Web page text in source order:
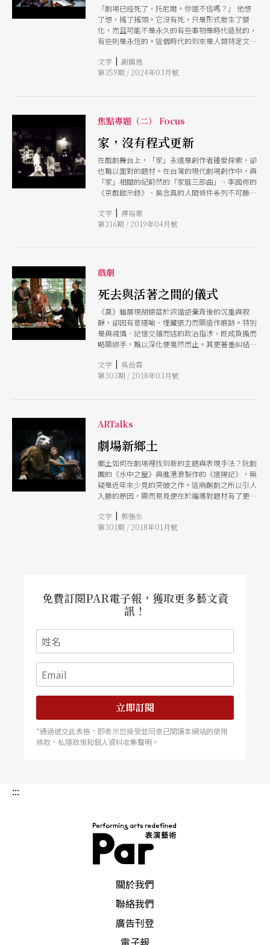
「劇場已經死了，托尼爾。你還不信嗎？」 他想
了想，搖了搖頭。它沒有死，只是形式發生了變
化，而且可能不是永久的有些事物是時代造就的，
有些則是永恆的。這個時代的到來是人類特定文化
就是表演者，為人類觀眾創造了展示文化的窗口，
並籍此展示了它的願景、理想和目的；而這些展示
的崇拜還要長久。雖然祂現在暫時被我們供奉，但
仍被大眾所誤解。 《The Darfsteller》，1955年。
對於AI與人機時代的來臨，劇場藝術早已在自身的
歷史中有所演示。 劇場空間中採用自動機
（automaton）與人類表演者共構表演，可追溯
到古希臘劇場時期的「機器神」（deus ex
machina），以懸吊式的機器起重裝置讓演員扮演
天外救星。而偶戲作為「非人」的技術史前史，在
寫以降，則開始走入與傳統人偶分道揚鑣的感知介
面其中不只攸關非人物件愈發朝向高度模仿人類的
Čapek）的劇本《羅梭的萬能工人》（R.U.R.）。
劇中的發明家羅梭（Rossum）諧音原意為捷克語
中的「智能」（rozum），而他所創造出來取代人
類勞動的機器人「robota」則是「苦力」之意。
原為奴隸的機器人在最終徹底消滅了人類，成為地
球上的掌權者並展開了新一波的創世紀。 自從20
世紀穩固確立下來的現代化工業社會，使得晚近一
百年有著大量「人機關係」的命題出現在藝術文化
或《摩登時代》（Modern Times，1936）所示，
自動化時代的到來，人類對機器作為現代化產物表
式危機。 美
文字 | 謝鎮逸
第359期 / 2024年03月號
焦點專題（二） Focus
家，沒有程式更新
在戲劇舞台上，「家」永遠是創作者鍾愛探索，卻
也難以面對的題材。在台灣的現代劇場創作中，與
「家」相關的紀蔚然的「家庭三部曲」、李國修的
《京戲啟示錄》、吳念真的人間條件系列不可勝
響、由家出發的國族隱喻等等，進入了廿一世紀，
關於「家」的聲音與意義，仍待被強化和被擴張。
文字 | 傅裕惠
第316期 / 2019年04月號
戲劇
死去與活著之間的儀式
《奠》雖展現胡錦筵於詼諧語彙背後的沉重與寂
靜，卻因有意隱喻、埋藏張力而顯造作痕跡。特別
是與親情、記憶交雜而述的政治指涉，既成負擔而
略顯綁手，難以深化便戛然而止。其更著墨糾結的
對回憶的顛覆，而不曾質疑身分與血緣的真實。
文字 | 吳岳霖
第303期 / 2018年03月號
ARTalks
劇場新鄉土
鄉土如何在劇場裡找到新的主題與表現手法？阮劇
團的《水中之屋》與進港浪製作的《還陽記》，無
疑是近年來少見的突破之作。這兩齣劇之所以引人
入勝的原因，顯而易見便在於編導對題材有了更多
葫蘆。
文字 | 郭強生
第301期 / 2018年01月號
免費訂閱PAR電子報，獲取更多藝文資
訊！
立即訂閱
*通過遞交此表格，即表示您接受並同意已閱讀本網站的使用
條款，私隱政策和個人資料收集聲明。
:::
關於我們
聯絡我們
廣告刊登
電子報